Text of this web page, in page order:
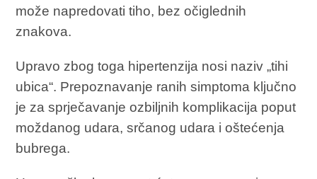
može napredovati tiho, bez očiglednih
znakova.
Upravo zbog toga hipertenzija nosi naziv „tihi
ubica“. Prepoznavanje ranih simptoma ključno
je za sprječavanje ozbiljnih komplikacija poput
moždanog udara, srčanog udara i oštećenja
bubrega.